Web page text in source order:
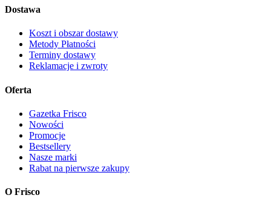
Dostawa
Koszt i obszar dostawy
Metody Płatności
Terminy dostawy
Reklamacje i zwroty
Oferta
Gazetka Frisco
Nowości
Promocje
Bestsellery
Nasze marki
Rabat na pierwsze zakupy
O Frisco